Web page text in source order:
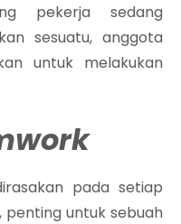
pekerja sedang
sesuatu, anggota
untuk melakukan
pada setiap
penting untuk sebuah